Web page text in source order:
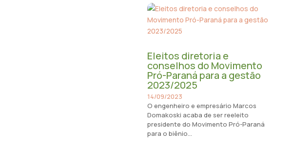
Eleitos diretoria e
conselhos do Movimento
Pró-Paraná para a gestão
2023/2025
14/09/2023
O engenheiro e empresário Marcos
Domakoski acaba de ser reeleito
presidente do Movimento Pró-Paraná
para o biênio...